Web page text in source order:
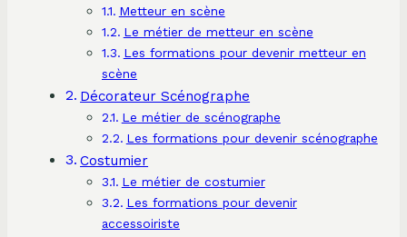
Metteur en scène
Le métier de metteur en scène
Les formations pour devenir metteur en
scène
Décorateur Scénographe
Le métier de scénographe
Les formations pour devenir scénographe
Costumier
Le métier de costumier
Les formations pour devenir
accessoiriste